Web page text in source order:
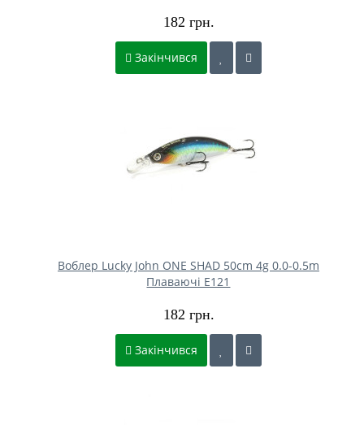
182 грн.
Закінчився
Воблер Lucky John ONE SHAD 50cm 4g 0.0-0.5m
Плаваючі E121
182 грн.
Закінчився